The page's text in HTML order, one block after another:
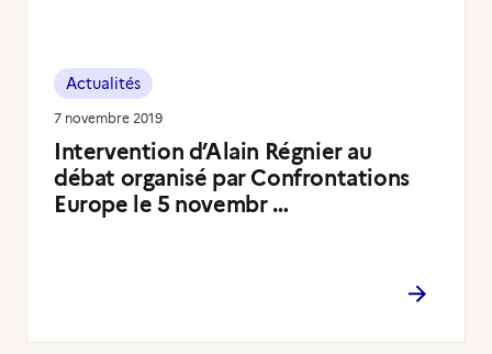
Actualités
7 novembre 2019
Intervention d’Alain Régnier au
débat organisé par Confrontations
Europe le 5 novembr …